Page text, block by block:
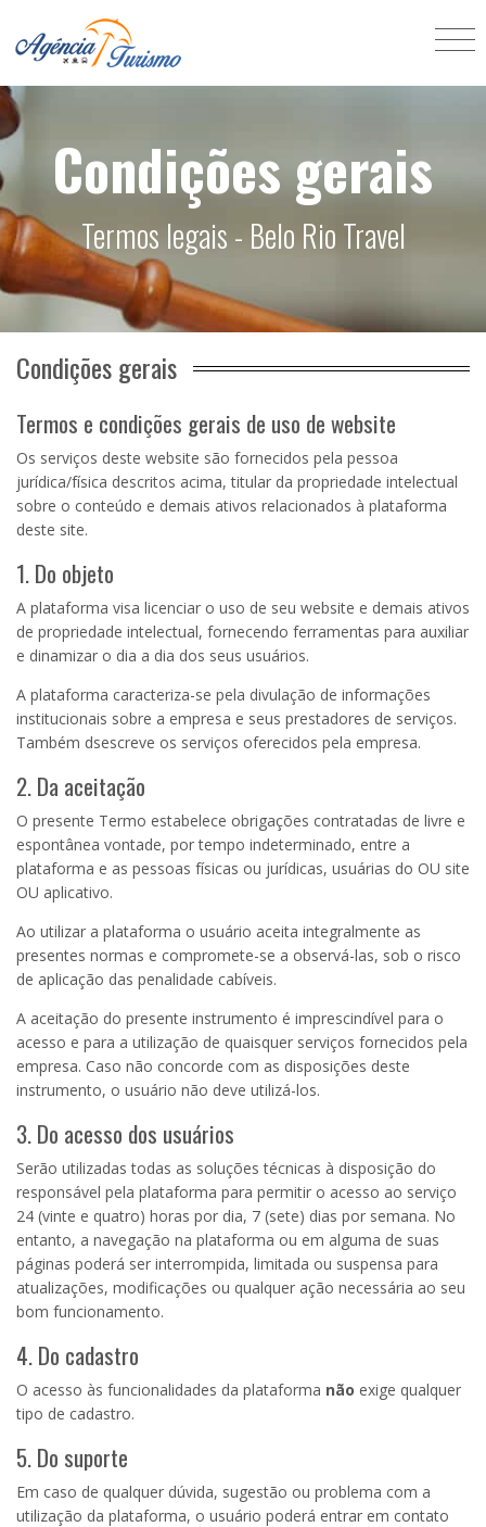
Condições gerais
Termos legais - Belo Rio Travel
Condições gerais
Termos e condições gerais de uso de website
Os serviços deste website são fornecidos pela pessoa
jurídica/física descritos acima, titular da propriedade intelectual
sobre o conteúdo e demais ativos relacionados à plataforma
deste site.
1. Do objeto
A plataforma visa licenciar o uso de seu website e demais ativos
de propriedade intelectual, fornecendo ferramentas para auxiliar
e dinamizar o dia a dia dos seus usuários.
A plataforma caracteriza-se pela divulação de informações
institucionais sobre a empresa e seus prestadores de serviços.
Também dsescreve os serviços oferecidos pela empresa.
2. Da aceitação
O presente Termo estabelece obrigações contratadas de livre e
espontânea vontade, por tempo indeterminado, entre a
plataforma e as pessoas físicas ou jurídicas, usuárias do OU site
OU aplicativo.
Ao utilizar a plataforma o usuário aceita integralmente as
presentes normas e compromete-se a observá-las, sob o risco
de aplicação das penalidade cabíveis.
A aceitação do presente instrumento é imprescindível para o
acesso e para a utilização de quaisquer serviços fornecidos pela
empresa. Caso não concorde com as disposições deste
instrumento, o usuário não deve utilizá-los.
3. Do acesso dos usuários
Serão utilizadas todas as soluções técnicas à disposição do
responsável pela plataforma para permitir o acesso ao serviço
24 (vinte e quatro) horas por dia, 7 (sete) dias por semana. No
entanto, a navegação na plataforma ou em alguma de suas
páginas poderá ser interrompida, limitada ou suspensa para
atualizações, modificações ou qualquer ação necessária ao seu
bom funcionamento.
4. Do cadastro
O acesso às funcionalidades da plataforma não exige qualquer
tipo de cadastro.
5. Do suporte
Em caso de qualquer dúvida, sugestão ou problema com a
utilização da plataforma, o usuário poderá entrar em contato